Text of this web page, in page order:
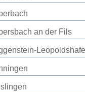
an der Fils